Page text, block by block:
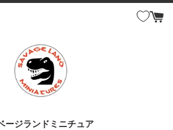
ージランドミニチュア